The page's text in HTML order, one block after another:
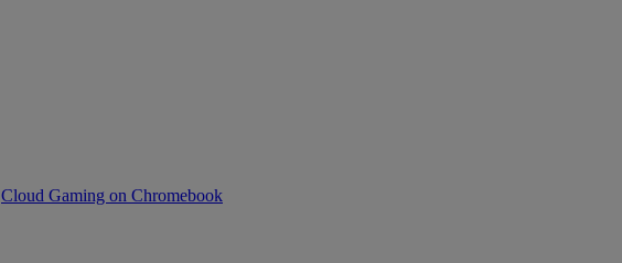
Cloud Gaming on Chromebook